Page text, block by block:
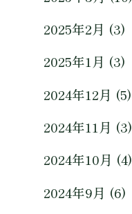
2025年2月 (3)
2025年1月 (3)
2024年12月 (5)
2024年11月 (3)
2024年10月 (4)
2024年9月 (6)